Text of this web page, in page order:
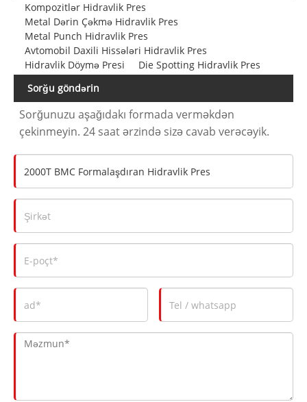
Kompozitlər Hidravlik Pres
Metal Dərin Çəkmə Hidravlik Pres
Metal Punch Hidravlik Pres
Avtomobil Daxili Hissələri Hidravlik Pres
Hidravlik Döymə Presi
Die Spotting Hidravlik Pres
Sorğu göndərin
Sorğunuzu aşağıdakı formada verməkdən
çekinmeyin. 24 saat ərzində sizə cavab verəcəyik.